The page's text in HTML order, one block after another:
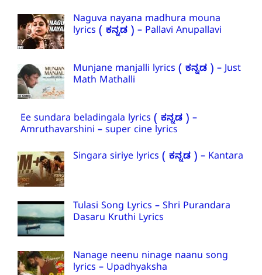
Naguva nayana madhura mouna
lyrics ( ಕನ್ನಡ ) – Pallavi Anupallavi
Munjane manjalli lyrics ( ಕನ್ನಡ ) – Just
Math Mathalli
Ee sundara beladingala lyrics ( ಕನ್ನಡ ) –
Amruthavarshini – super cine lyrics
Singara siriye lyrics ( ಕನ್ನಡ ) – Kantara
Tulasi Song Lyrics – Shri Purandara
Dasaru Kruthi Lyrics
Nanage neenu ninage naanu song
lyrics – Upadhyaksha